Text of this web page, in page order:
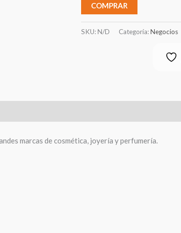
COMPRAR
SKU:N/D Categoría:Negocios
marcas de cosmética, joyería y perfumería.